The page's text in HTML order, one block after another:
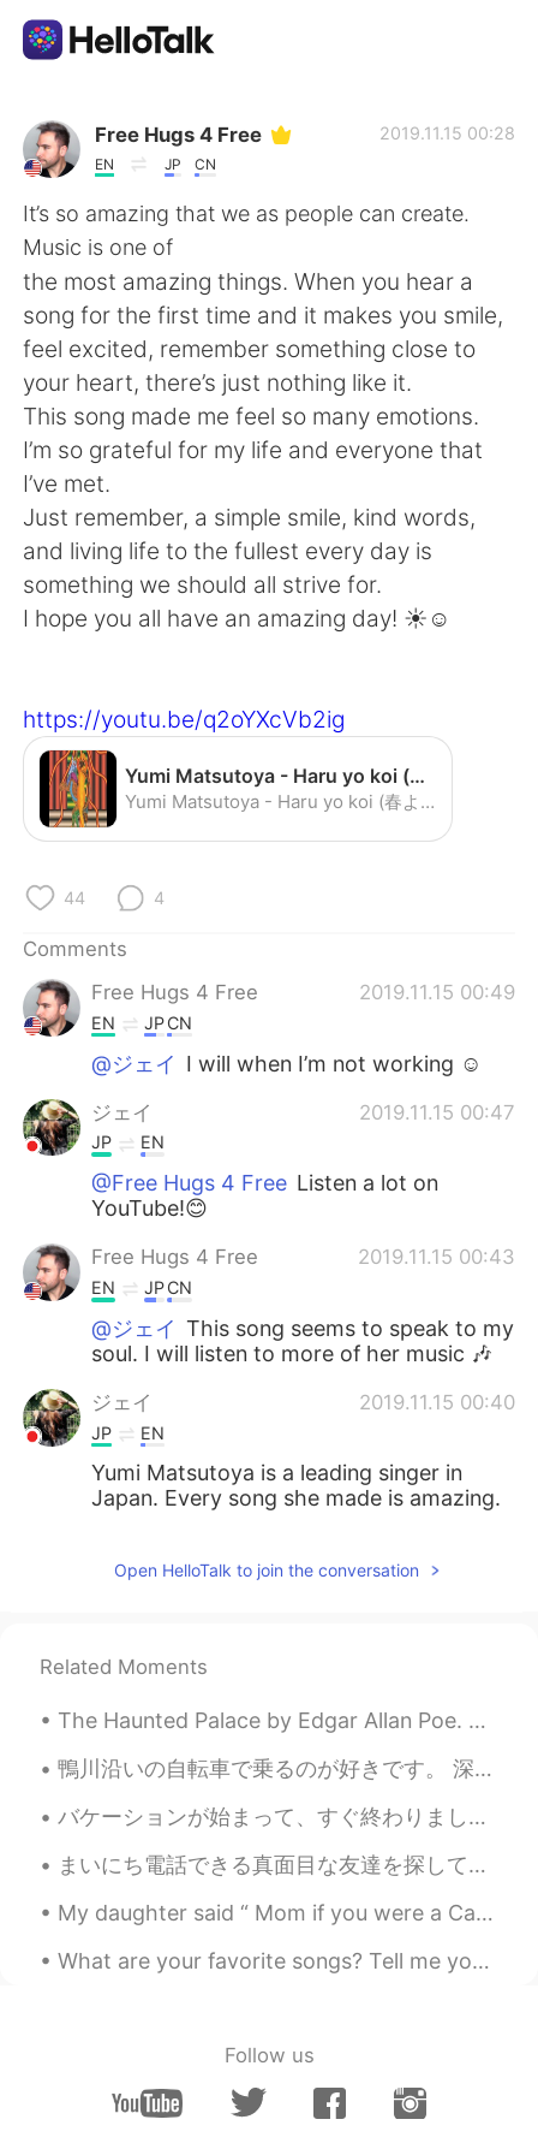
Language Exchange App
AI Grammar Checker
English
简体中文 繁體中文
Español العربية
Français
日本語 한국어
Türkçe Tiếng Việt
Português
Free Hugs 4 Free
EN JP CN
2019.11.15 00:28
It’s so amazing that we as people can create.
Music is one of
the most amazing things. When you hear a
song for the first time and it makes you smile,
feel excited, remember something close to
your heart, there’s just nothing like it.
This song made me feel so many emotions.
I’m so grateful for my life and everyone that
I’ve met.
Just remember, a simple smile, kind words,
and living life to the fullest every day is
something we should all strive for.
I hope you all have an amazing day! ☀️☺️
https://youtu.be/q2oYXcVb2ig
Yumi Matsutoya - Haru yo koi (春よ，来い) - YouTube
Yumi Matsutoya - Haru yo koi (春よ，来い)
44 4
Comments
Free Hugs 4 Free
2019.11.15 00:49
EN JPCN
@ジェイ I will when I’m not working ☺️
ジェイ 2019.11.15 00:47
JP EN
@Free Hugs 4 Free Listen a lot on
YouTube!😊
Free Hugs 4 Free 2019.11.15 00:43
EN JPCN
@ジェイ This song seems to speak to my
soul. I will listen to more of her music 🎶
ジェイ 2019.11.15 00:40
JP EN
Yumi Matsutoya is a leading singer in
Japan. Every song she made is amazing.
Open HelloTalk to join the conversation
Related Moments
The Haunted Palace by Edgar Allan Poe. Part 2 of 3. Wanderers in that happy valley Through tw...
鴨川沿いの自転車で乗るのが好きです。 深夜と朝は穏やかです。 多くの異なる鳥がいます。 また、世界中からの多くの異なる人々がいます。 今年京都では、かつてないほど観光客が増えました。 私はここに...
バケーションが始まって、すぐ終わりました。悲しいです！！戻りたい😭😭🥲 私の国は２つの島です。トリニダード・トバゴと言う国です。私はトリニダードに住んでいる、だけどトバゴが1番好きです。すごい...
まいにち電話できる真面目な友達を探しています。 日々英語と日本語で話してたちかわります。 理由は日本に働きたいので5日12月に日本語能力試験を受ける予定です。そして本当に勉強したいです。 私たち...
My daughter said “ Mom if you were a Care Bear you would be Share Bear 🐻 🍭💜“ Have you heard of t...
What are your favorite songs? Tell me your recommendations! 好きな曲はなんですか? Here are some songs I'...
Follow us